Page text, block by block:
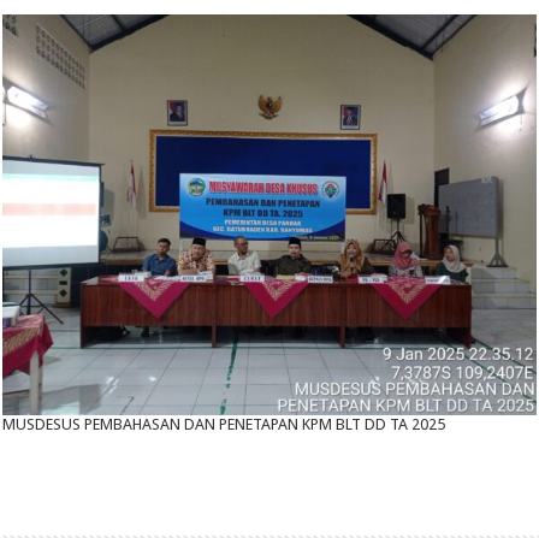
MUSDESUS PEMBAHASAN DAN PENETAPAN KPM BLT DD TA 2025